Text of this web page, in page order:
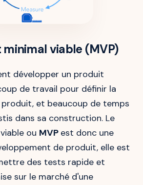
minimal viable (MVP)
développer un produit
de travail pour définir la
et beaucoup de temps
dans sa construction. Le
ou MVP est donc une
de produit, elle est
des tests rapide et
sur le marché d'une